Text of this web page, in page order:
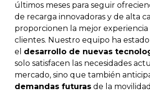
últimos meses para seguir
de recarga innovadoras y de alta
proporcionen la mejor experiencia
clientes. Nuestro equipo ha
el desarrollo de nuevas
solo satisfacen las necesidades
mercado, sino que también
demandas futuras de la